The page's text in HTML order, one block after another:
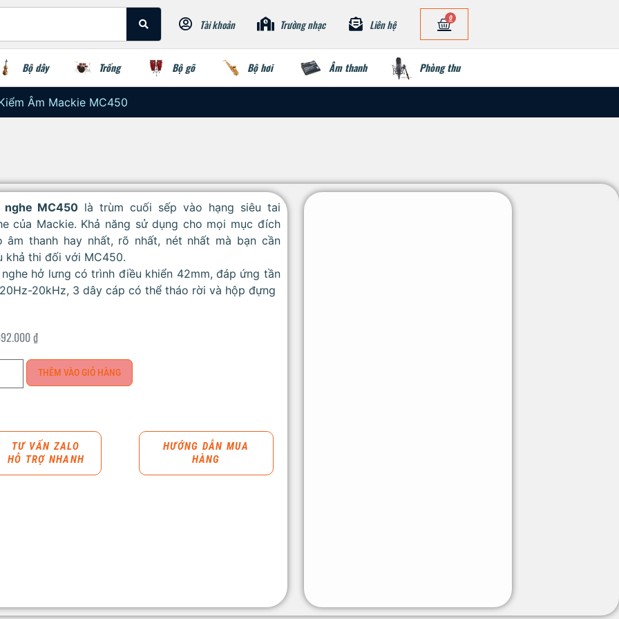
Tài khoản Trường nhạc Liên hệ 0
Bộ dây Trống Bộ gõ Bộ hơi Âm thanh Phòng thu
Âm Mackie MC450
nghe MC450 là trùm cuối sếp vào hạng siêu tai
của Mackie. Khả năng sử dụng cho mọi mục đích
âm thanh hay nhất, rõ nhất, nét nhất mà bạn cần
khả thi đối với MC450.
nghe hở lưng có trình điều khiển 42mm, đáp ứng tần
20kHz, 3 dây cáp có thể tháo rời và hộp đựng
₫
THÊM VÀO GIỎ HÀNG
TƯ VẤN ZALO
HỖ TRỢ NHANH
HƯỚNG DẪN MUA
HÀNG